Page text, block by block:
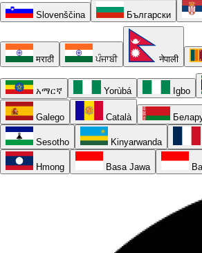
Slovenščina Български
मराठी ਪੰਜਾਬੀ नेपाली
አማርኛ Yorùbá Igbo
Galego Català
Sesotho Kinyarwanda
Hmong Basa Jawa